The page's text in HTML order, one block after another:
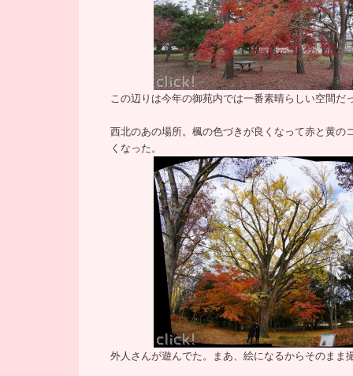
この辺りは今年の御苑内では一番素晴らしい空間だ
西北のあの場所。楓の色づきが良くなって赤と黄の
くなった。
外人さんが遊んでた。まあ、絵になるからそのまま